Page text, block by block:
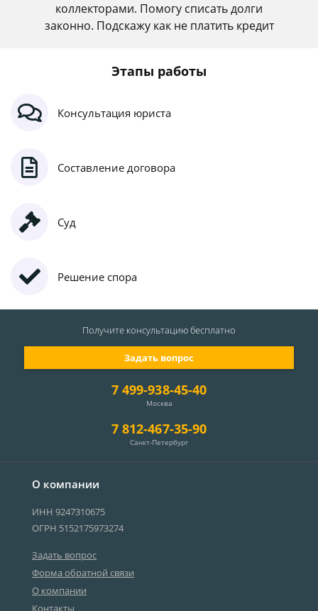
коллекторами. Помогу списать долги
законно. Подскажу как не платить кредит
Этапы работы
Консультация юриста
Составление договора
Суд
Решение спора
О компании
ИНН 9247310675
ОГРН 5152175973274
Задать вопрос
Форма обратной связи
О компании
Контакты
7 499-938-45-40
Москва
7 812-467-35-90
Санкт-Петербург
Задать вопрос
Получите консультациюбесплатно